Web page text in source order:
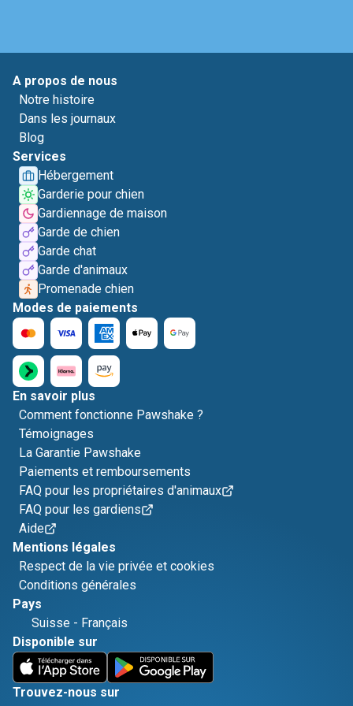
A propos de nous
Notre histoire
Dans les journaux
Blog
Services
Hébergement
Garderie pour chien
Gardiennage de maison
Garde de chien
Garde chat
Garde d'animaux
Promenade chien
Modes de paiements
En savoir plus
Comment fonctionne Pawshake ?
Témoignages
La Garantie Pawshake
Paiements et remboursements
FAQ pour les propriétaires d'animaux
FAQ pour les gardiens
Aide
Mentions légales
Respect de la vie privée et cookies
Conditions générales
Pays
Suisse - Français
Disponible sur
Trouvez-nous sur